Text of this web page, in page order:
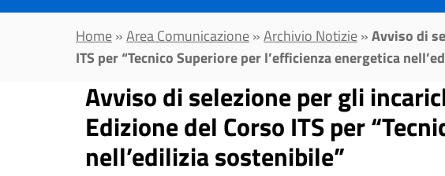
Home»Area Comunicazione»Archivio Notizie»Avviso di
ITS per “Tecnico Superiore per l’efficienza energetica
Avviso di selezione per gli
Edizione del Corso ITS per
nell’edilizia sostenibile”